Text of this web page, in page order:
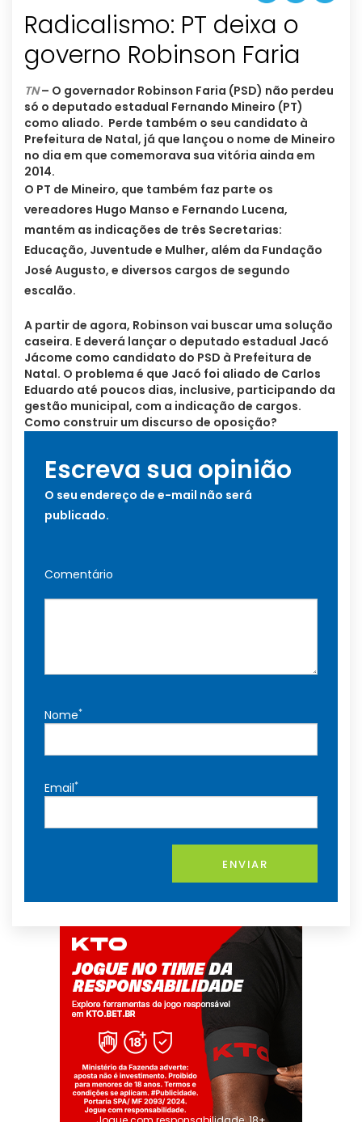
Radicalismo: PT deixa o
governo Robinson Faria
TN – O governador Robinson Faria (PSD) não perdeu
só o deputado estadual Fernando Mineiro (PT)
como aliado. Perde também o seu candidato à
Prefeitura de Natal, já que lançou o nome de Mineiro
no dia em que comemorava sua vitória ainda em
2014.
O PT de Mineiro, que também faz parte os
vereadores Hugo Manso e Fernando Lucena,
mantém as indicações de três Secretarias:
Educação, Juventude e Mulher, além da Fundação
José Augusto, e diversos cargos de segundo
escalão.
A partir de agora, Robinson vai buscar uma solução
caseira. E deverá lançar o deputado estadual Jacó
Jácome como candidato do PSD à Prefeitura de
Natal. O problema é que Jacó foi aliado de Carlos
Eduardo até poucos dias, inclusive, participando da
gestão municipal, com a indicação de cargos.
Como construir um discurso de oposição?
Escreva sua opinião
O seu endereço de e-mail não será
publicado.
Comentário
Nome*
Email*
ENVIAR